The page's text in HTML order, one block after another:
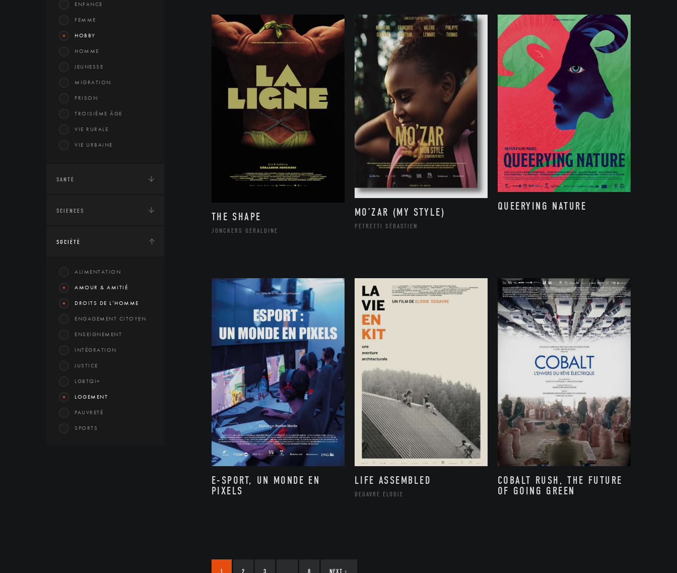
ENFANCE
FEMME
HOBBY
HOMME
JEUNESSE
MIGRATION
PRISON
TROISIÈME ÂGE
VIE RURALE
VIE URBAINE
SANTÉ
SCIENCES
SOCIÉTÉ
ALIMENTATION
AMOUR & AMITIÉ
DROITS DE L’HOMME
ENGAGEMENT CITOYEN
ENSEIGNEMENT
INTÉGRATION
JUSTICE
LGBTQI+
LOGEMENT
PAUVRETÉ
SPORTS
THE SHAPE
JONCKERS GÉRALDINE
MO’ZAR (MY STYLE)
PETRETTI SÉBASTIEN
QUEERYING NATURE
E-SPORT, UN MONDE EN
PIXELS
LIFE ASSEMBLED
DEGAVRE ÉLODIE
COBALT RUSH, THE FUTURE
OF GOING GREEN
1 2 3 8 NEXT ›